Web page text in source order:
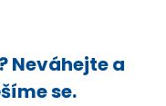
Neváhejte a
se.